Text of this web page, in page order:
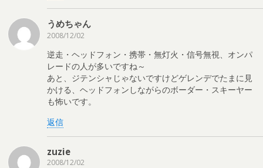
うめちゃん
2008/12/02
逆走・ヘッドフォン・携帯・無灯火・信号無視、オンパ
レードの人が多いですね～
あと、ジテンシャじゃないですけどゲレンデでたまに見
かける、ヘッドフォンしながらのボーダー・スキーヤー
も怖いです。
返信
zuzie
2008/12/02